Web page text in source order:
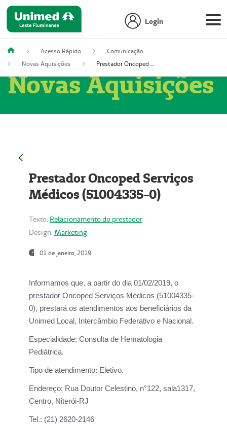
Login
Acesso Rápido
Comunicação
Novas Aquisições
Prestador Oncoped Serviços Médicos (51004335-0)
Novas Aquisições
Prestador Oncoped Serviços
Médicos (51004335-0)
Texto: Relacionamento do prestador
Design: Marketing
01 de janeiro, 2019
Informamos que, a partir do dia 01/02/2019, o
prestador Oncoped Serviços Médicos (51004335-
0), prestará os atendimentos aos beneficiários da
Unimed Local, Intercâmbio Federativo e Nacional.
Especialidade: Consulta de Hematologia
Pediátrica.
Tipo de atendimento: Eletivo.
Endereço: Rua Doutor Celestino, n°122, sala1317,
Centro, Niterói-RJ
Tel.: (21) 2620-2146